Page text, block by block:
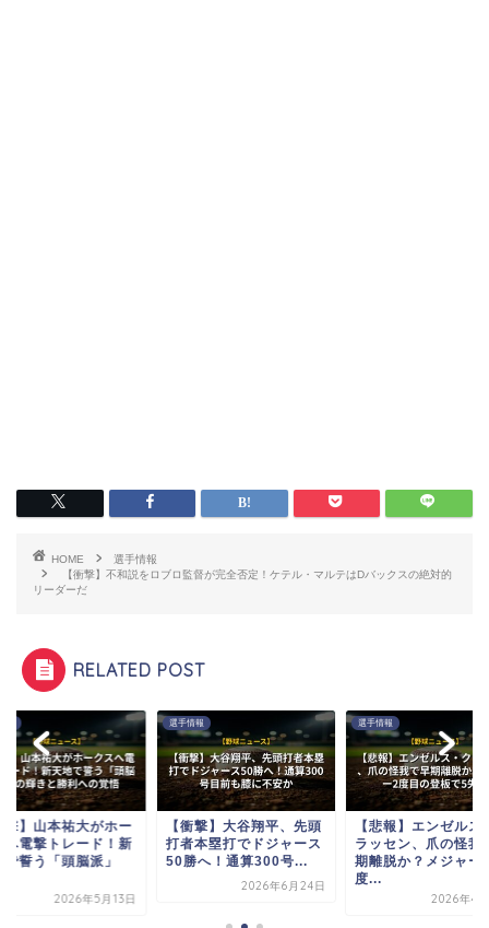
HOME
選手情報
【衝撃】不和説をロブロ監督が完全否定！ケテル・マルテはDバックスの絶対的
リーダーだ
RELATED POST
撃】山本祐大がホー
へ電撃トレード！新
で誓う「頭脳派」
2026年5月13日
選手情報
【衝撃】大谷翔平、先頭
打者本塁打でドジャース
50勝へ！通算300号...
2026年6月24日
選手情報
【悲報】エンゼルス
ラッセン、爪の怪我
期離脱か？メジャー
度...
2026年4